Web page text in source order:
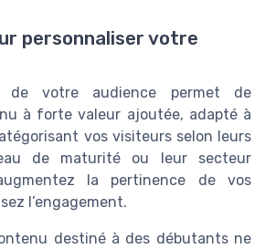
personnaliser votre
de votre audience permet de
à forte valeur ajoutée, adapté à
vos visiteurs selon leurs
de maturité ou leur secteur
la pertinence de vos
l’engagement.
destiné à des débutants ne